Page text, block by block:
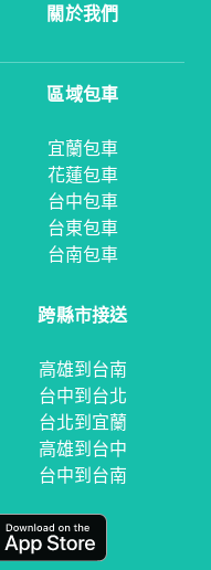
關於我們
區域包車
宜蘭包車
花蓮包車
台中包車
台東包車
台南包車
跨縣市接送
高雄到台南
台中到台北
台北到宜蘭
高雄到台中
台中到台南